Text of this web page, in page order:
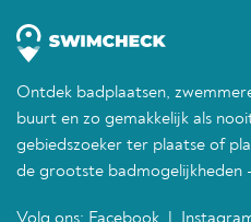
Ontdek badplaatsen,
buurt en zo gemakkelijk als
gebiedszoeker ter plaatse of
de grootste badmogelijkheden